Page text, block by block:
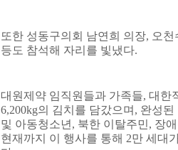
또한 성동구의회 남연희 의장, 오천
등도 참석해 자리를 빛냈다.
대원제약 임직원들과 가족들, 대한
6,200kg의 김치를 담갔으며 , 완성된
및 아동청소년 , 북한 이탈주민 , 장
현재까지 이 행사를 통해 2만 세대